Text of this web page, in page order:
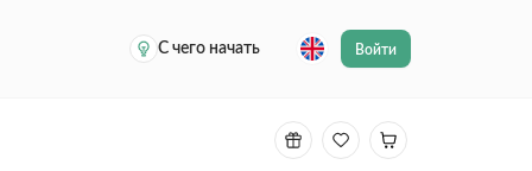
С чего начать
Войти